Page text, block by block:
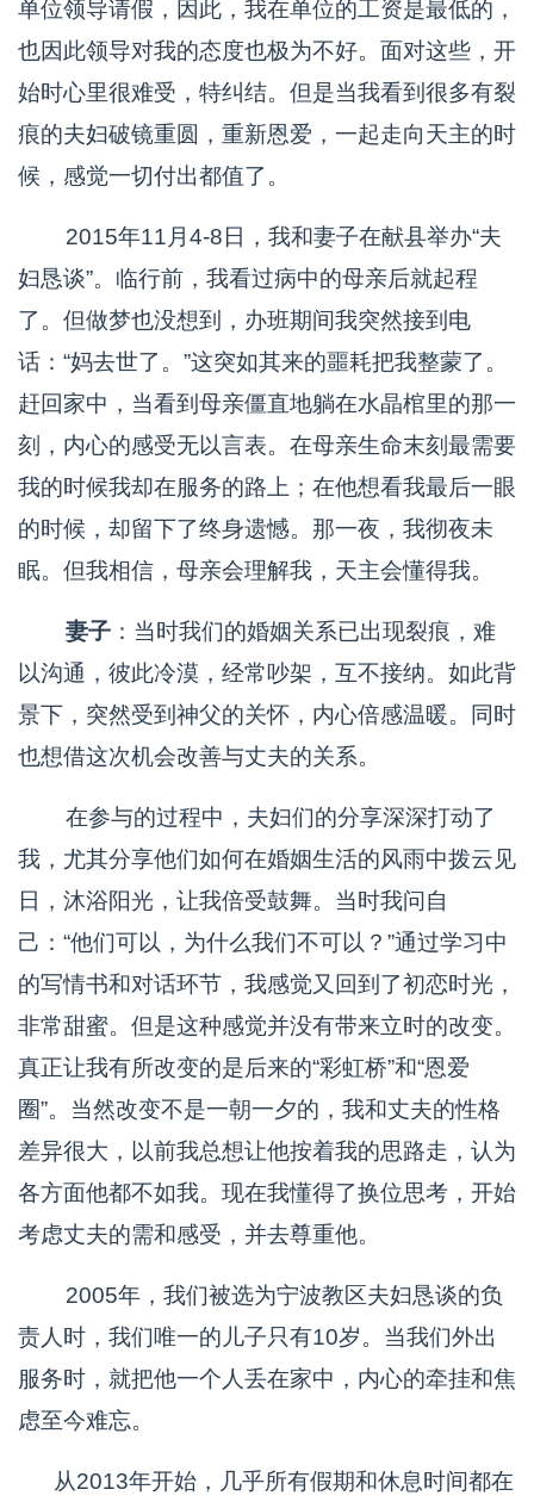
单位领导请假，因此，我在单位的工资是最低的，
也因此领导对我的态度也极为不好。面对这些，开
始时心里很难受，特纠结。但是当我看到很多有裂
痕的夫妇破镜重圆，重新恩爱，一起走向天主的时
候，感觉一切付出都值了。
2015年11月4-8日，我和妻子在献县举办“夫
妇恳谈”。临行前，我看过病中的母亲后就起程
了。但做梦也没想到，办班期间我突然接到电
话：“妈去世了。”这突如其来的噩耗把我整蒙了。
赶回家中，当看到母亲僵直地躺在水晶棺里的那一
刻，内心的感受无以言表。在母亲生命末刻最需要
我的时候我却在服务的路上；在他想看我最后一眼
的时候，却留下了终身遗憾。那一夜，我彻夜未
眠。但我相信，母亲会理解我，天主会懂得我。
妻子 ：当时我们的婚姻关系已出现裂痕，难
以沟通，彼此冷漠，经常吵架，互不接纳。如此背
景下，突然受到神父的关怀，内心倍感温暖。同时
也想借这次机会改善与丈夫的关系。
在参与的过程中，夫妇们的分享深深打动了
我，尤其分享他们如何在婚姻生活的风雨中拨云见
日，沐浴阳光，让我倍受鼓舞。当时我问自
己：“他们可以，为什么我们不可以？”通过学习中
的写情书和对话环节，我感觉又回到了初恋时光，
非常甜蜜。但是这种感觉并没有带来立时的改变。
真正让我有所改变的是后来的“彩虹桥”和“恩爱
圈”。当然改变不是一朝一夕的，我和丈夫的性格
差异很大，以前我总想让他按着我的思路走，认为
各方面他都不如我。现在我懂得了换位思考，开始
考虑丈夫的需和感受，并去尊重他。
2005年，我们被选为宁波教区夫妇恳谈的负
责人时，我们唯一的儿子只有10岁。当我们外出
服务时，就把他一个人丢在家中，内心的牵挂和焦
虑至今难忘。
从2013年开始，几乎所有假期和休息时间都在